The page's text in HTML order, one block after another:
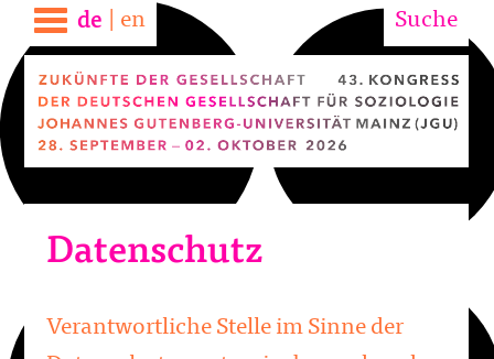
de en Suche
Datenschutz
Verantwortliche Stelle im Sinne der